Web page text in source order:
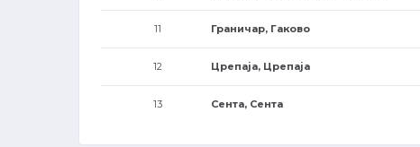
11 Граничар, Гаково
12 Црепаја, Црепаја
13 Сента, Сента